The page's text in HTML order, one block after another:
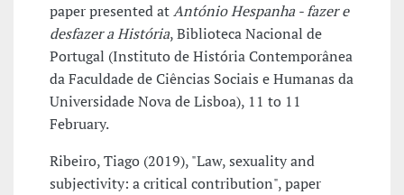
paper presented atAntónio Hespanha - fazer e
desfazer a História, Biblioteca Nacional de
Portugal (Instituto de História Contemporânea
da Faculdade de Ciências Sociais e Humanas da
Universidade Nova de Lisboa), 11 to 11
February.
Ribeiro, Tiago (2019), "Law, sexuality and
subjectivity: a critical contribution", paper